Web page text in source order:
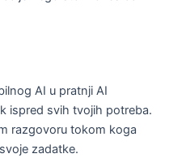
AI u pratnji AI
ispred svih tvojih potreba.
razgovoru tokom koga
zadatke.